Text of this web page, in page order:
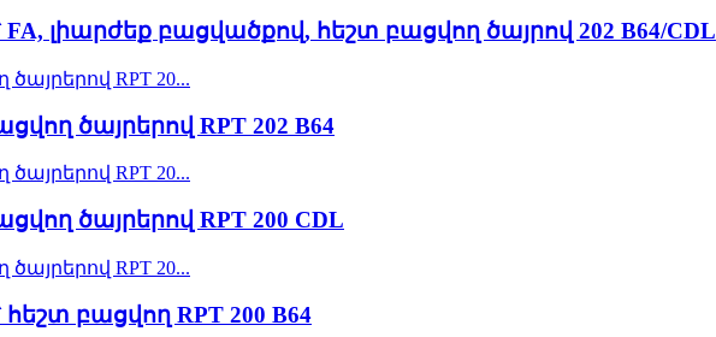
լիարժեք բացվածքով, հեշտ բացվող ծայրով 202 B64/CDL
ծայրերով RPT 202 B64
ծայրերով RPT 200 CDL
բացվող RPT 200 B64